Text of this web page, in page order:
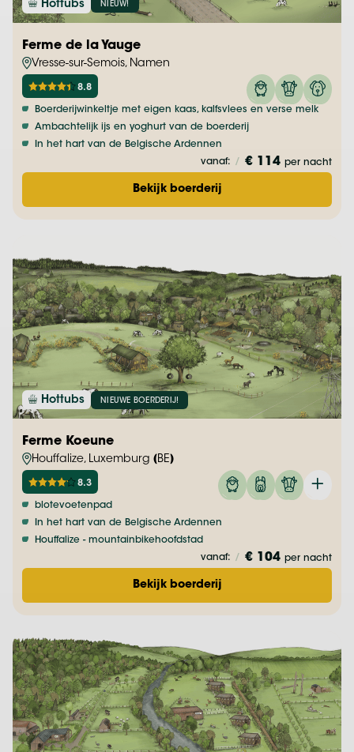
Hottubs NIEUW!
Ferme de la Yauge
Vresse-sur-Semois, Namen
8.8
Boerderijwinkeltje met eigen kaas, kalfsvlees en verse melk
Ambachtelijk ijs en yoghurt van de boerderij
In het hart van de Belgische Ardennen
vanaf: / € 114 per nacht
Bekijk boerderij
Hottubs NIEUWE BOERDERIJ!
Ferme Koeune
Houffalize, Luxemburg (BE)
8.3
blotevoetenpad
In het hart van de Belgische Ardennen
Houffalize - mountainbikehoofdstad
vanaf: / € 104 per nacht
Bekijk boerderij